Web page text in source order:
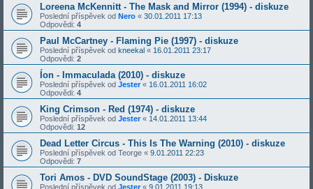
Loreena McKennitt - The Mask and Mirror (1994) - diskuze
Poslední příspěvek od Nero « 30.01.2011 17:13
Odpovědi: 4
Paul McCartney - Flaming Pie (1997) - diskuze
Poslední příspěvek od kneekal « 16.01.2011 23:17
Odpovědi: 2
Íon - Immaculada (2010) - diskuze
Poslední příspěvek od Jester« 16.01.2011 16:02
Odpovědi: 4
King Crimson - Red (1974) - diskuze
Poslední příspěvek od Jester« 14.01.2011 13:44
Odpovědi: 12
Dead Letter Circus - This Is The Warning (2010) - diskuze
Poslední příspěvek od Teorge « 9.01.2011 22:23
Odpovědi: 7
Tori Amos - DVD SoundStage (2003) - Diskuze
Poslední příspěvek od Jester« 9.01.2011 19:13